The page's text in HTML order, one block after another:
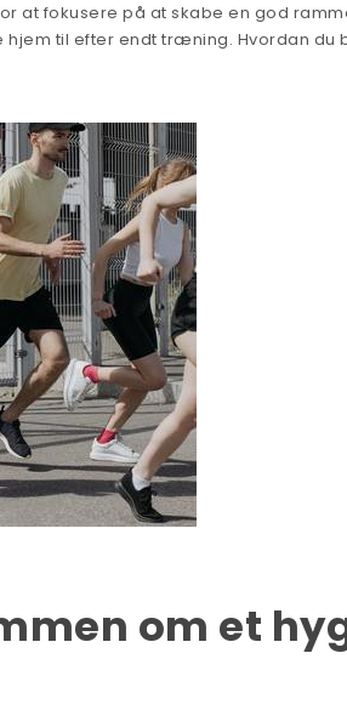
at fokusere på at skabe en god
til efter endt træning. Hvordan du
om et